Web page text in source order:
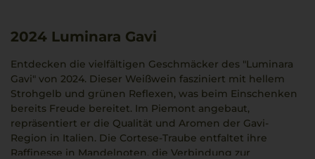
2024 Luminara Gavi
Entdecken die vielfältigen Geschmäcker des "Luminara
Gavi" von 2024. Dieser Weißwein fasziniert mit hellem
Strohgelb und grünen Reflexen, was beim Einschenken
bereits Freude bereitet. Im Piemont angebaut,
repräsentiert er die Qualität und Aromen der Gavi-
Region in Italien. Die Cortese-Traube entfaltet ihre
Raffinesse in Mandelnoten, die Verbindung zur